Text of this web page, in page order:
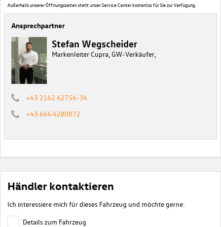
Außerhalb unserer Öffnungszeiten steht unser Service Center kostenlos für Sie zur Verfügung.
Ansprechpartner
Stefan Wegscheider
Markenleiter Cupra, GW-Verkäufer,
+43 2162 62754-34
+43 664 4280872
Händler kontaktieren
Ich interessiere mich für dieses Fahrzeug und möchte gerne:
Details zum Fahrzeug